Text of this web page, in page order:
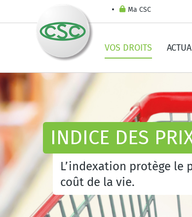
Ma CSC
VOS DROITS
INDICE DES
L’indexation protège le
coût de la vie.